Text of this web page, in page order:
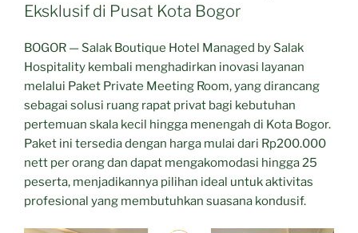
Eksklusif di Pusat Kota Bogor
BOGOR — Salak Boutique Hotel Managed by Salak
Hospitality kembali menghadirkan inovasi layanan
melalui Paket Private Meeting Room, yang dirancang
sebagai solusi ruang rapat privat bagi kebutuhan
pertemuan skala kecil hingga menengah di Kota Bogor.
Paket ini tersedia dengan harga mulai dari Rp200.000
nett per orang dan dapat mengakomodasi hingga 25
peserta, menjadikannya pilihan ideal untuk aktivitas
profesional yang membutuhkan suasana kondusif.